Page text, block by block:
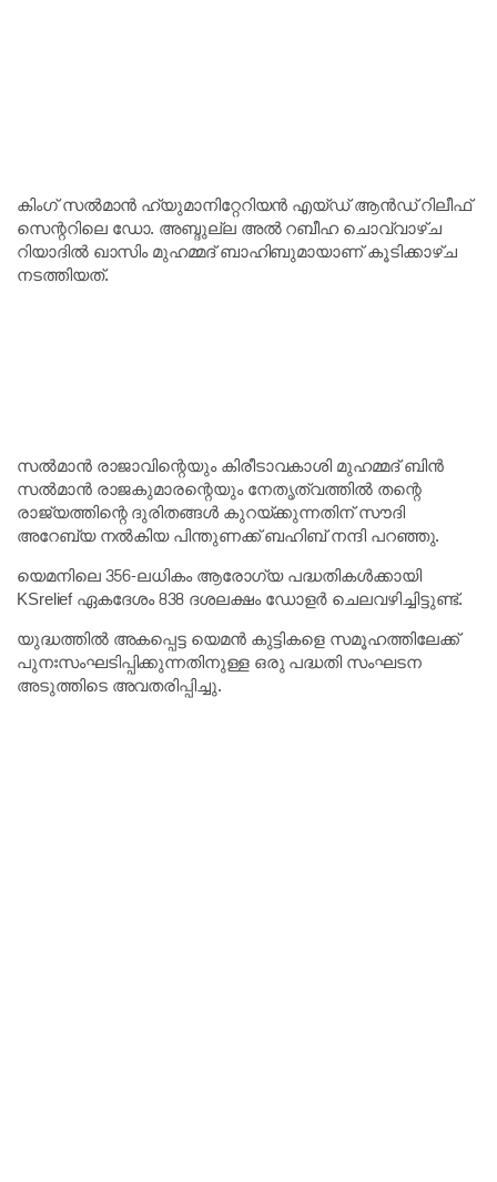
കിംഗ് സൽമാൻ ഹ്യുമാനിറ്റേറിയൻ എയ്ഡ് ആൻഡ് റിലീഫ്
സെന്ററിലെ ഡോ. അബ്ദുല്ല അൽ റബീഹ ചൊവ്വാഴ്ച
റിയാദിൽ ഖാസിം മുഹമ്മദ് ബാഹിബുമായാണ് കൂടിക്കാഴ്ച
നടത്തിയത്.
സൽമാൻ രാജാവിന്റെയും കിരീടാവകാശി മുഹമ്മദ് ബിൻ
സൽമാൻ രാജകുമാരന്റെയും നേതൃത്വത്തിൽ തന്റെ
രാജ്യത്തിന്റെ ദുരിതങ്ങൾ കുറയ്ക്കുന്നതിന് സൗദി
അറേബ്യ നൽകിയ പിന്തുണക്ക് ബഹിബ് നന്ദി പറഞ്ഞു.
യെമനിലെ 356-ലധികം ആരോഗ്യ പദ്ധതികൾക്കായി
KSrelief ഏകദേശം 838 ദശലക്ഷം ഡോളർ ചെലവഴിച്ചിട്ടുണ്ട്.
യുദ്ധത്തിൽ അകപ്പെട്ട യെമൻ കുട്ടികളെ സമൂഹത്തിലേക്ക്
പുനഃസംഘടിപ്പിക്കുന്നതിനുള്ള ഒരു പദ്ധതി സംഘടന
അടുത്തിടെ അവതരിപ്പിച്ചു.